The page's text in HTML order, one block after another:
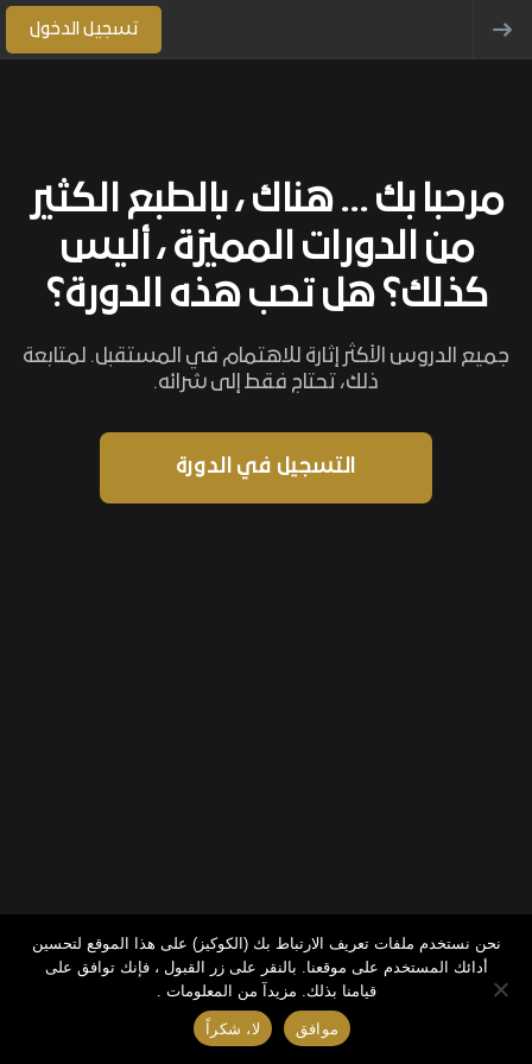
تسجيل الدخول
مرحبا بك ... هناك ، بالطبع الكثير
من الدورات المميزة ، أليس
كذلك؟ هل تحب هذه الدورة؟
جميع الدروس الأكثر إثارة للاهتمام في المستقبل. لمتابعة
ذلك، تحتاج فقط إلى شرائه.
التسجيل في الدورة
نحن نستخدم ملفات تعريف الارتباط بك (الكوكيز) على هذا الموقع لتحسين
أدائك المستخدم على موقعنا. بالنقر على زر القبول ، فإنك توافق على
قيامنا بذلك. مزيدآ من المعلومات .
موافق لا، شكراً